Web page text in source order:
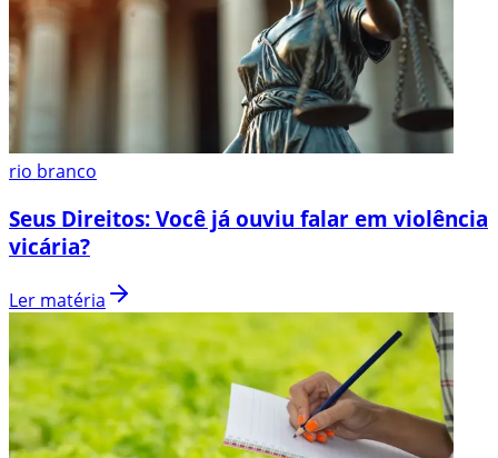
rio branco
Seus Direitos: Você já ouviu falar em violência
vicária?
Ler matéria